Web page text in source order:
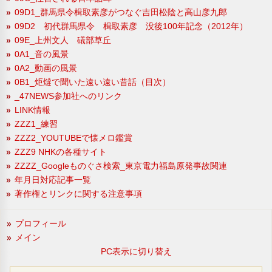
09D1_群馬県令楫取素彦がつなぐ吉田松陰と高山彦九郎
09D2 初代群馬県令 楫取素彦 没後100年記念（2012年）
09E_上州文人 礒部草丘
0A1_音の風景
0A2_動画の風景
0B1_炬燵で聞いた遠い遠い昔話（目次）
_47NEWS参加社へのリンク
LINK情報
ZZZ1_練習
ZZZ2_YOUTUBEで懐メロ鑑賞
ZZZ9 NHKの各種サイト
ZZZZ_Googleものぐさ検索_東京電力福島原発事故関連
年月日対応記事一覧
著作権とリンクに関する注意事項
プロフィール
メイン
PC表示に切り替え